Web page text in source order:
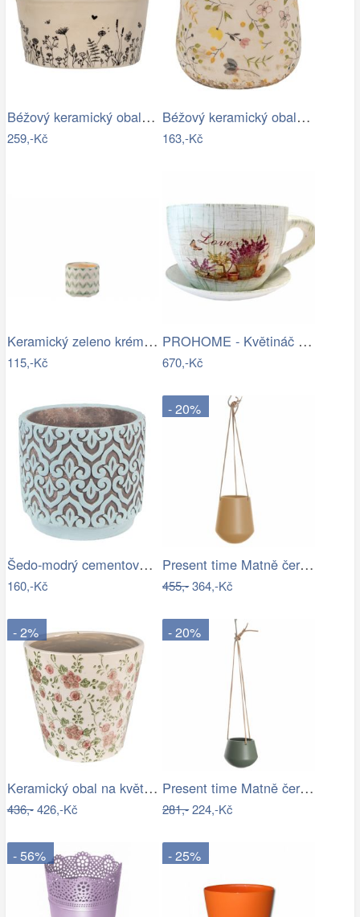
Béžový keramický obal na květináč s…
259,-Kč
Béžový keramický obal na květináč se…
163,-Kč
Keramický zeleno krémový květináč se…
115,-Kč
PROHOME - Květináč hrnek Levandule
670,-Kč
Šedo-modrý cementový obal na květináč s…
160,-Kč
- 20%
Present time Matně černý keramický…
455,-364,-Kč
- 2%
Keramický obal na květináč s růžovými…
436,-426,-Kč
- 20%
Present time Matně černý keramický…
281,-224,-Kč
- 56% - 25%